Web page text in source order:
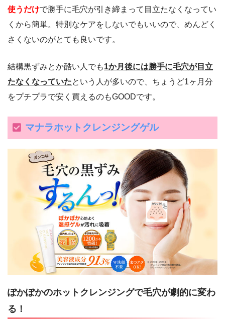
使うだけで勝手に毛穴が引き締まって目立たなくなってい
くから簡単。特別なケアをしないでもいいので、めんどく
さくないのがとても良いです。
結構黒ずみとか酷い人でも1か月後には勝手に毛穴が目立
たなくなっていたという人が多いので、ちょうど1ヶ月分
をプチプラで安く買えるのもGOODです。
マナラホットクレンジングゲル
ぽかぽかのホットクレンジングで毛穴が劇的に変わ
る！